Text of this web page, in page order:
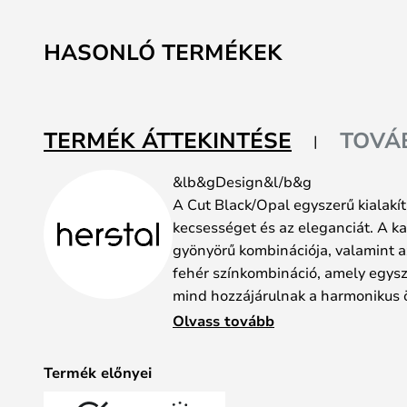
HASONLÓ TERMÉKEK
TERMÉK ÁTTEKINTÉSE
&lb&gDesign&l/b&g
A Cut Black/Opal egyszerű
kecsességet és az eleganciát. A
gyönyörű kombinációja, valamint
fehér színkombináció, amely
mind hozzájárulnak a
minden helyiség világításának
Olvass tovább
Termék előnyei